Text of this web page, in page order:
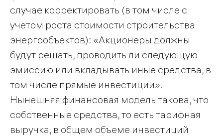
случае корректировать (в том числе с
учетом роста стоимости строительства
энергообъектов): «Акционеры должны
будут решать, проводить ли следующую
эмиссию или вкладывать иные средства, в
том числе прямые инвестиции».
Нынешняя финансовая модель такова, что
собственные средства, то есть тарифная
выручка, в общем объеме инвестиций